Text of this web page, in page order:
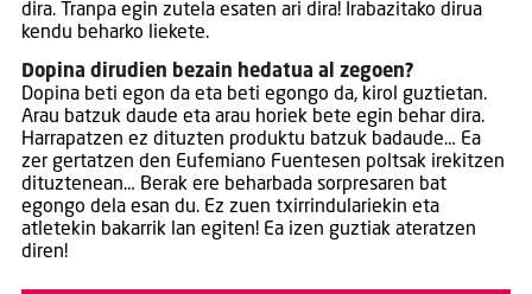
dira. Tranpa egin zutela esaten ari dira! Irabazitako dirua
kendu beharko liekete.
Dopina dirudien bezain hedatua al zegoen?
Dopina beti egon da eta beti egongo da, kirol guztietan.
Arau batzuk daude eta arau horiek bete egin behar dira.
Harrapatzen ez dituzten produktu batzuk badaude… Ea
zer gertatzen den Eufemiano Fuentesen poltsak irekitzen
dituztenean… Berak ere beharbada sorpresaren bat
egongo dela esan du. Ez zuen txirrindulariekin eta
atletekin bakarrik lan egiten! Ea izen guztiak ateratzen
diren!